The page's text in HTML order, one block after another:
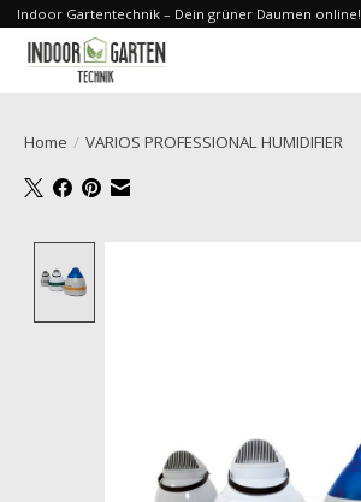
Indoor Gartentechnik – Dein grüner Daumen online!
Home / VARIOS PROFESSIONAL HUMIDIFIER